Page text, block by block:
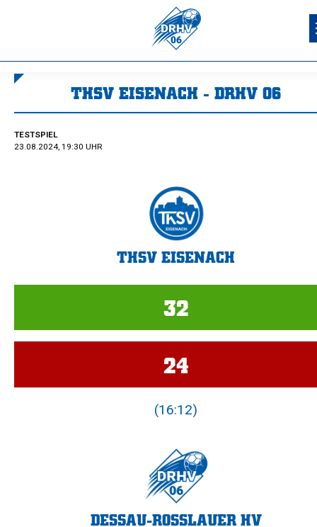
THSV EISENACH - DRHV 06
TESTSPIEL
23.08.2024, 19:30 UHR
THSV EISENACH
DESSAU-ROSSLAUER HV
32
24
(16:12)